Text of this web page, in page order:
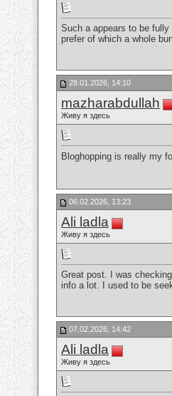
Such a appears to be
prefer of which a whole
28.01.2026, 14:10
mazharabdullah
Живу я здесь
Bloghopping is really my
06.02.2026, 13:23
Ali ladla
Живу я здесь
Great post. I was
info a lot. I used to be
07.02.2026, 14:42
Ali ladla
Живу я здесь